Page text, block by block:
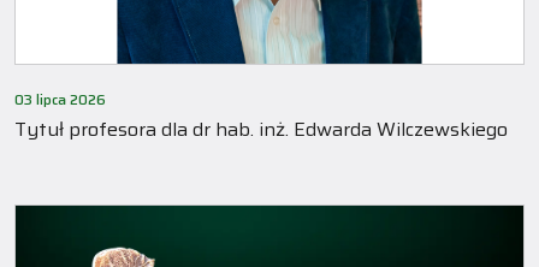
03 lipca 2026
Tytuł profesora dla dr hab. inż. Edwarda Wilczewskiego